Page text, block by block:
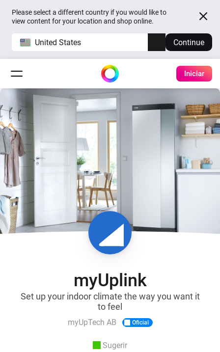
Please select a different country if you would like to
view content for your location and shop online.
United States Continue
Iniciar
myUplink
Set up your indoor climate the way you want it
to feel
myUpTech AB Oficial
Sugerir